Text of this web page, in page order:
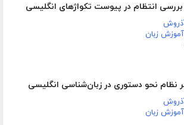
بررسی انتظام در پیوست تکواژهای انگلیسی
زبان
نظام نحو دستوری در زبان‌شناسی انگلیسی
زبان